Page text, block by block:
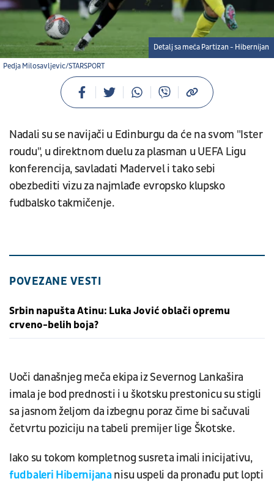
Pedja Milosavljevic/STARSPORT
Detalj sa meča Partizan - Hibernijan
Nadali su se navijači u Edinburgu da će na svom "Ister
roudu", u direktnom duelu za plasman u UEFA Ligu
konferencija, savladati Madervel i tako sebi
obezbediti vizu za najmlađe evropsko klupsko
fudbalsko takmičenje.
POVEZANE VESTI
Srbin napušta Atinu: Luka Jović oblači opremu
crveno-belih boja?
Uoči današnjeg meča ekipa iz Severnog Lankašira
imala je bod prednosti i u škotsku prestonicu su stigli
sa jasnom željom da izbegnu poraz čime bi sačuvali
četvrtu poziciju na tabeli premijer lige Škotske.
Iako su tokom kompletnog susreta imali inicijativu,
fudbaleri Hibernijananisu uspeli da pronađu put lopti